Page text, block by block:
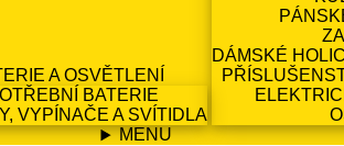
A OSVĚTLENÍ
BATERIE
VYPÍNAČE A SVÍTIDLA
DÁMSKÉ
MENU